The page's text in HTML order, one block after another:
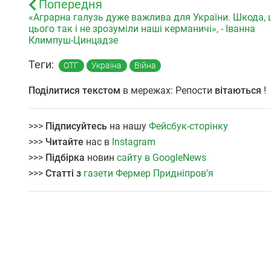
Попередня
«Аграрна галузь дуже важлива для України. Шкода,
цього так і не зрозуміли наші керманичі», - Іванна
Климпуш-Цинцадзе
Теги: ОТГ Україна Війна
Поділитися текстом в мережах: Репости вітаються !
>>> Підписуйтесь на нашу Фейсбук-сторінку
>>> Читайте нас в Instagram
>>> Підбірка новин сайту в GoogleNews
>>> Статті з газети Фермер Придніпров'я